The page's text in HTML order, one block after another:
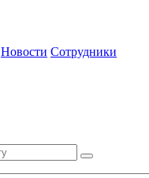
Новости Сотрудники